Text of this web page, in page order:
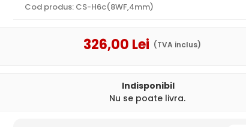
Cod produs: CS-H6c(8WF,4mm)
326,00 Lei (TVA inclus)
Indisponibil
Nu se poate livra.